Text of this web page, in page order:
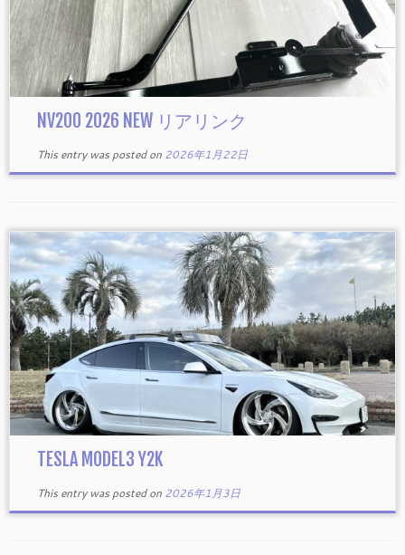
NV200 2026 NEW リアリンク
This entry was posted on 2026年1月22日
TESLA MODEL3 Y2K
This entry was posted on 2026年1月3日